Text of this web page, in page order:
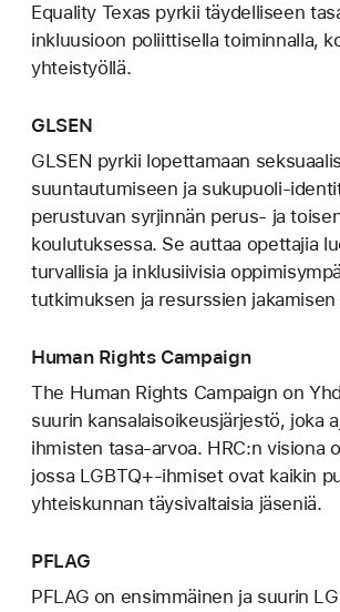
Equality Texas pyrkii täydelliseen
inkluusioon poliittisella toiminnalla,
yhteistyöllä.
GLSEN
GLSEN pyrkii lopettamaan
suuntautumiseen ja sukupuoli-
perustuvan syrjinnän perus- ja
koulutuksessa. Se auttaa opettajia
turvallisia ja inklusiivisia
tutkimuksen ja resurssien jakamisen
Human Rights Campaign
The Human Rights Campaign on
suurin kansalaisoikeusjärjestö, joka
ihmisten tasa-arvoa. HRC:n visiona
jossa LGBTQ+-ihmiset ovat kaikin
yhteiskunnan täysivaltaisia jäseniä.
PFLAG
PFLAG on ensimmäinen ja suurin